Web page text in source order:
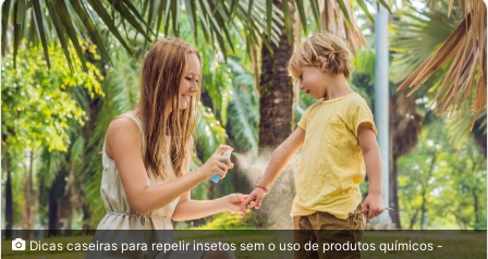
Dicas caseiras para repelir insetos sem o uso de produtos químicos -